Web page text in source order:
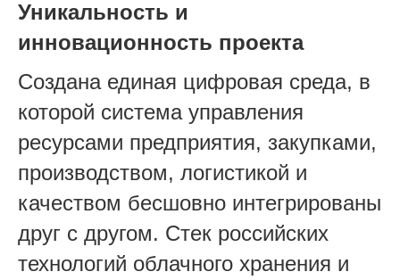
Уникальность и
инновационность проекта
Создана единая цифровая среда, в
которой система управления
ресурсами предприятия, закупками,
производством, логистикой и
качеством бесшовно интегрированы
друг с другом. Стек российских
технологий облачного хранения и